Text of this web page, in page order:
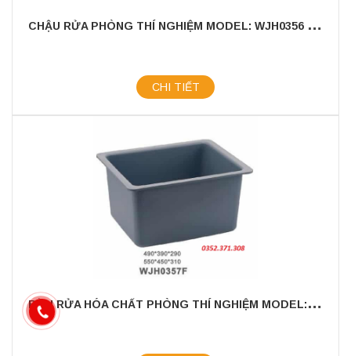
C
HẬU RỬA PHÒNG THÍ NGHIỆM MODEL: WJH0356 - CHẤT LIỆU NHỰA PP CAO CẤP
CHI TIẾT
B
ỒN RỬA HÓA CHẤT PHÒNG THÍ NGHIỆM MODEL: WJH0357F - CHẤT LIỆU NHỰA PP CAO CẤP